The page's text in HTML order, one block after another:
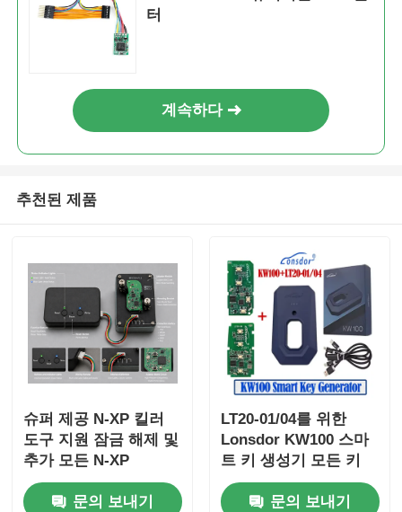
자동차 키 블레이드
싱글 앵글 밀링 커터
잠수기 기계
KEYDIY 스마트키
터
계속하다
추천된 제품
슈퍼 제공 N-XP 킬러
도구 지원 잠금 해제 및
추가 모든 N-XP
NCF29XX 칩 스마트 원
격 키 클론 어댑터 기반
문의 보내기
LT20-01/04를 위한
Lonsdor KW100 스마
트 키 생성기 모든 키
손실 & 추가 키 지원
문의 보내기